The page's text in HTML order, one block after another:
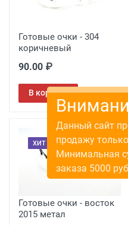
Готовые очки - 304
коричневый
90.00 ₽
В корзину
ХИТ
Готовые очки - восток
2015 метал
Данный сайт
продажу
Минимальная
заказа 5000